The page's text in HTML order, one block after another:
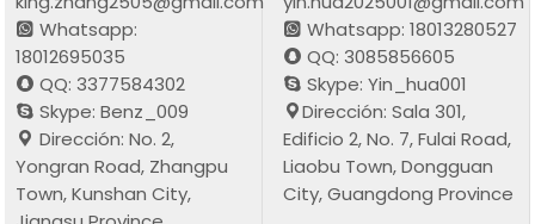
Whatsapp:
18012695035
QQ: 3377584302
Skype: Benz_009
Dirección: No. 2,
Yongran Road, Zhangpu
Town, Kunshan City,
Whatsapp: 18013280527
QQ: 3085856605
Skype: Yin_hua001
Dirección: Sala 301,
Edificio 2, No. 7, Fulai Road,
Liaobu Town, Dongguan
City, Guangdong Province